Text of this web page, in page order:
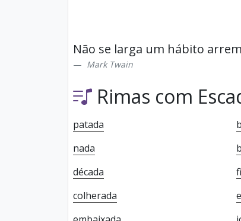
Não se larga um hábito
Mark Twain
Rimas com
patada
nada
década
colherada